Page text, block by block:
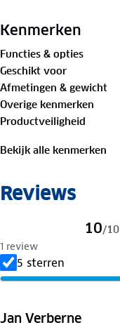
De bevestiging
gebruik.
Kenmerken
Functies & opties
Geschikt voor
Afmetingen & gewicht
Overige kenmerken
Productveiligheid
Bekijk alle kenmerken
Reviews
10/10
1 review
5 sterren
Jan Verberne